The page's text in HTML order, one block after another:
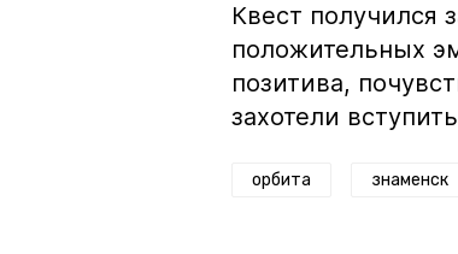
Квест получился
положительных
позитива,
захотели
орбита знаменск